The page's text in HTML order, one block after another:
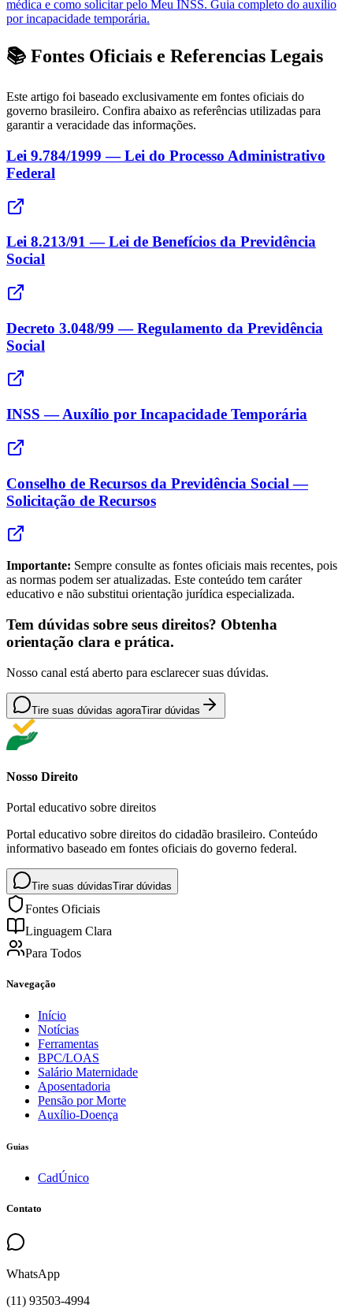
médica e como solicitar pelo Meu INSS. Guia completo do auxílio
por incapacidade temporária.
📚 Fontes Oficiais e Referencias Legais
Este artigo foi baseado exclusivamente em fontes oficiais do
governo brasileiro. Confira abaixo as referências utilizadas para
garantir a veracidade das informações.
Lei 9.784/1999 — Lei do Processo Administrativo
Federal
Lei 8.213/91 — Lei de Benefícios da Previdência
Social
Decreto 3.048/99 — Regulamento da Previdência
Social
INSS — Auxílio por Incapacidade Temporária
Conselho de Recursos da Previdência Social —
Solicitação de Recursos
Importante: Sempre consulte as fontes oficiais mais recentes, pois
as normas podem ser atualizadas. Este conteúdo tem caráter
educativo e não substitui orientação jurídica especializada.
Tem dúvidas sobre seus direitos? Obtenha
orientação clara e prática.
Nosso canal está aberto para esclarecer suas dúvidas.
Tire suas dúvidas agoraTirar dúvidas
Nosso Direito
Portal educativo sobre direitos
Portal educativo sobre direitos do cidadão brasileiro. Conteúdo
informativo baseado em fontes oficiais do governo federal.
Tire suas dúvidasTirar dúvidas
Fontes Oficiais
Linguagem Clara
Para Todos
Navegação
Início
Notícias
Ferramentas
BPC/LOAS
Salário Maternidade
Aposentadoria
Pensão por Morte
Auxílio-Doença
Guias
CadÚnico
Contato
WhatsApp
(11) 93503-4994